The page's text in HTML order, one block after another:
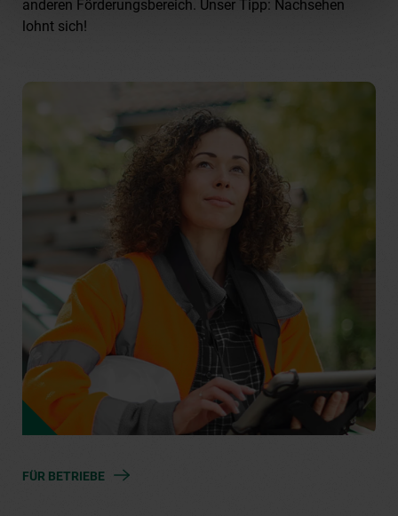
anderen Förderungsbereich. Unser Tipp: Nachsehen
lohnt sich!
FÜR BETRIEBE